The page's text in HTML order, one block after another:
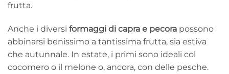
frutta.
Anche i diversi formaggi di capra e pecora possono
abbinarsi benissimo a tantissima frutta, sia estiva
che autunnale. In estate, i primi sono ideali col
cocomero o il melone o, ancora, con delle pesche.